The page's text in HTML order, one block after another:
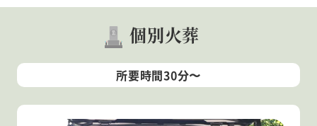
個別火葬
所要時間30分〜